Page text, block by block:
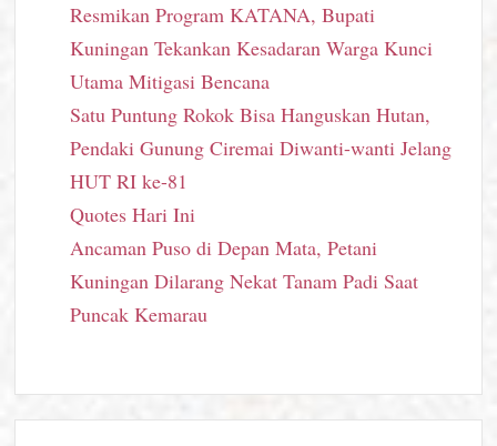
Resmikan Program KATANA, Bupati
Kuningan Tekankan Kesadaran Warga Kunci
Utama Mitigasi Bencana
Satu Puntung Rokok Bisa Hanguskan Hutan,
Pendaki Gunung Ciremai Diwanti-wanti Jelang
HUT RI ke-81
Quotes Hari Ini
Ancaman Puso di Depan Mata, Petani
Kuningan Dilarang Nekat Tanam Padi Saat
Puncak Kemarau